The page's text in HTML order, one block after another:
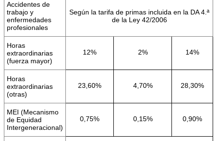
Accidentes de
trabajo y
enfermedades
profesionales
Según la tarifa de primas incluida en la DA 4.ª
de la Ley 42/2006
Horas
extraordinarias
(fuerza mayor)
12% 2% 14%
Horas
extraordinarias
(otras)
23,60% 4,70% 28,30%
MEI (Mecanismo
de Equidad
Intergeneracional)
0,75% 0,15% 0,90%